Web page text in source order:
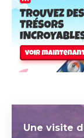
Une visite